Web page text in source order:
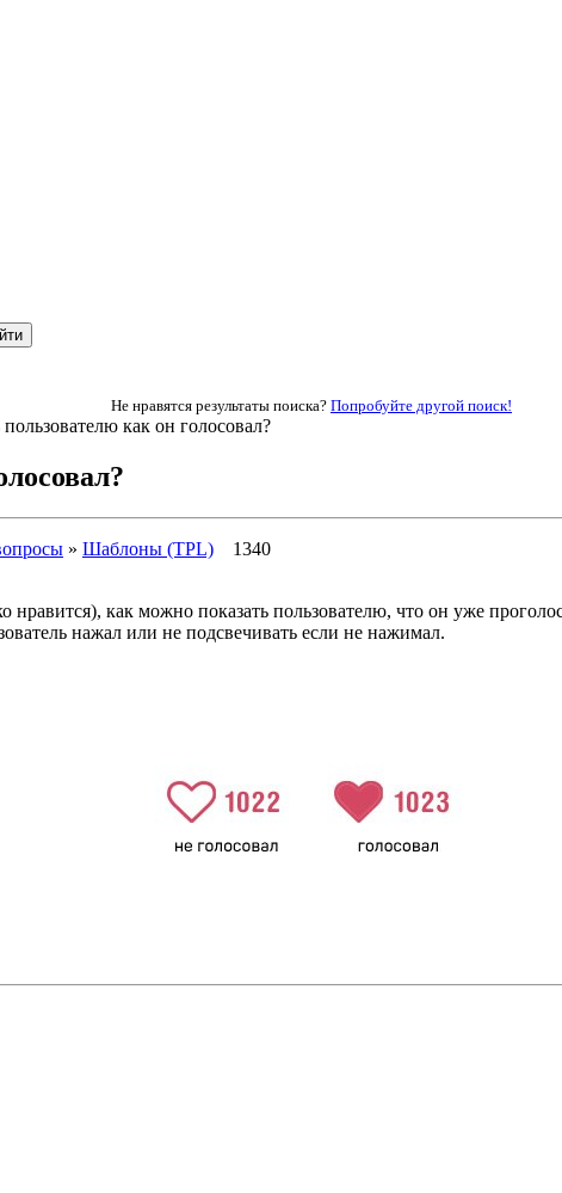
Не нравятся результаты поиска? Попробуйте другой поиск!
пользователю как он голосовал?
» Шаблоны (TPL)
1340
как можно показать пользователю, что он уже
нажал или не подсвечивать если не нажимал.